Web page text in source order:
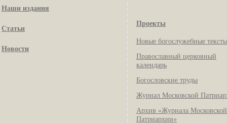
Наши издания
Статьи
Новости
Проекты
Новые богослужебные тексты
Православный церковный
календарь
Богословские труды
Журнал Московской
Архив «Журнала Московской
Патриархии»